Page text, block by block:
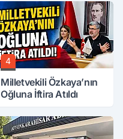
4
Milletvekili Özkaya’nın
Oğluna İftira Atıldı